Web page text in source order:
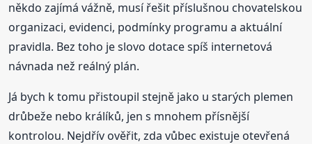
někdo zajímá vážně, musí řešit příslušnou chovatelskou
organizaci, evidenci, podmínky programu a aktuální
pravidla. Bez toho je slovo dotace spíš internetová
návnada než reálný plán.
Já bych k tomu přistoupil stejně jako u starých plemen
drůbeže nebo králíků, jen s mnohem přísnější
kontrolou. Nejdřív ověřit, zda vůbec existuje otevřená